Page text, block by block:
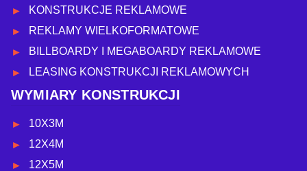
KONSTRUKCJE REKLAMOWE
REKLAMY WIELKOFORMATOWE
BILLBOARDY I MEGABOARDY REKLAMOWE
LEASING KONSTRUKCJI REKLAMOWYCH
WYMIARY KONSTRUKCJI
10X3M
12X4M
12X5M